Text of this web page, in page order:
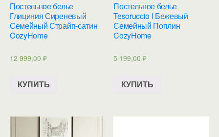
Постельное белье
Глициния Сиреневый
Семейный Страйп-сатин
CozyHome
12 999,00 ₽
КУПИТЬ
Постельное белье
Tesoruccio I Бежевый
Семейный Поплин
CozyHome
5 199,00₽
КУПИТЬ